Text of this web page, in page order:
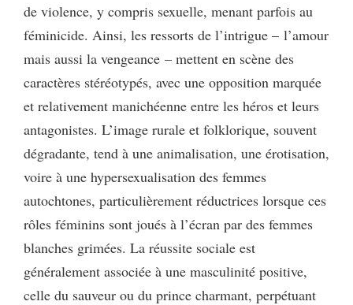
de violence, y compris sexuelle, menant parfois au
féminicide. Ainsi, les ressorts de l’intrigue – l’amour
mais aussi la vengeance – mettent en scène des
caractères stéréotypés, avec une opposition marquée
et relativement manichéenne entre les héros et leurs
antagonistes. L’image rurale et folklorique, souvent
dégradante, tend à une animalisation, une érotisation,
voire à une hypersexualisation des femmes
autochtones, particulièrement réductrices lorsque ces
rôles féminins sont joués à l’écran par des femmes
blanches grimées. La réussite sociale est
généralement associée à une masculinité positive,
celle du sauveur ou du prince charmant, perpétuant